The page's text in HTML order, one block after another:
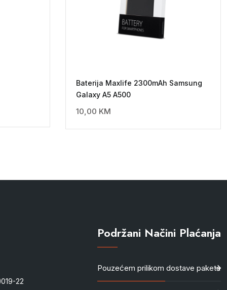
Baterija Maxlife 2300mAh Samsung
Galaxy A5 A500
10,00 KM
22
Podržani Načini Plaćanja
Pouzećem prilikom dostave paketa